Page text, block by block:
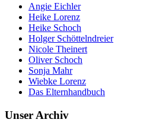
Angie Eichler
Heike Lorenz
Heike Schoch
Holger Schöttelndreier
Nicole Theinert
Oliver Schoch
Sonja Mahr
Wiebke Lorenz
Das Elternhandbuch
Unser Archiv